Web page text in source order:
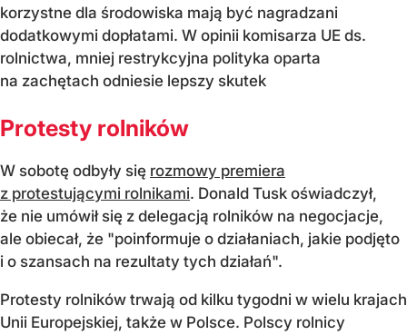
korzystne dla środowiska mają być nagradzani
dodatkowymi dopłatami. W opinii komisarza UE ds.
rolnictwa, mniej restrykcyjna polityka oparta
na zachętach odniesie lepszy skutek
Protesty rolników
W sobotę odbyły się rozmowy premiera
z protestującymi rolnikami. Donald Tusk oświadczył,
że nie umówił się z delegacją rolników na negocjacje,
ale obiecał, że "poinformuje o działaniach, jakie podjęto
i o szansach na rezultaty tych działań".
Protesty rolników trwają od kilku tygodni w wielu krajach
Unii Europejskiej, także w Polsce. Polscy rolnicy